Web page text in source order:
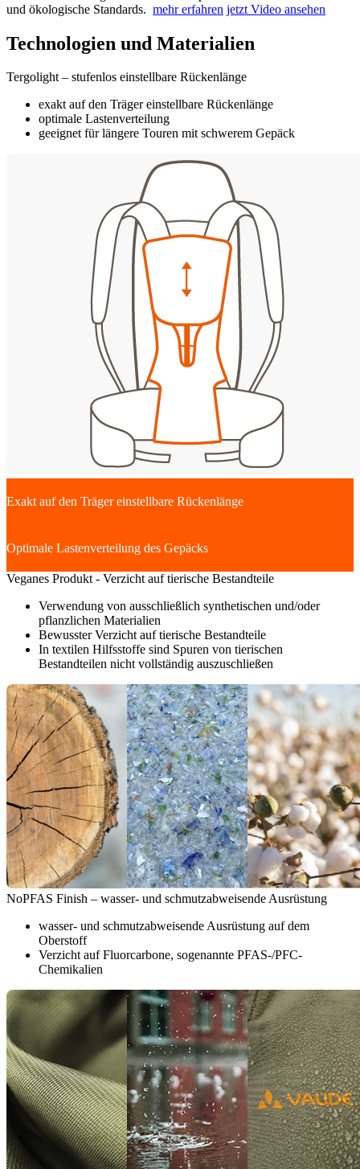
und ökologische Standards. mehr erfahren jetzt Video ansehen
Technologien und Materialien
Tergolight – stufenlos einstellbare Rückenlänge
exakt auf den Träger einstellbare Rückenlänge
optimale Lastenverteilung
geeignet für längere Touren mit schwerem Gepäck
Exakt auf den Träger einstellbare Rückenlänge
Optimale Lastenverteilung des Gepäcks
Veganes Produkt - Verzicht auf tierische Bestandteile
Verwendung von ausschließlich synthetischen und/oder
pflanzlichen Materialien
Bewusster Verzicht auf tierische Bestandteile
In textilen Hilfsstoffe sind Spuren von tierischen
Bestandteilen nicht vollständig auszuschließen
NoPFAS Finish – wasser- und schmutzabweisende Ausrüstung
wasser- und schmutzabweisende Ausrüstung auf dem
Oberstoff
Verzicht auf Fluorcarbone, sogenannte PFAS-/PFC-
Chemikalien